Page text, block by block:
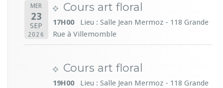
MER
23
SEP
2026
Cours art floral
17H00
Lieu : Salle Jean Mermoz - 118 Grande
Rue à Villemomble
Cours art floral
19H00
Lieu : Salle Jean Mermoz - 118 Grande